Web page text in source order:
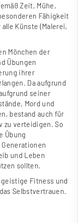
ß Zeit, Mühe,
Fähigkeit
Künste (Malerei,
Mönchen der
Übungen
ihrer
Da aufgrund
seiner
Mord und
bestand auch für
zu verteidigen. So
Übung
und Leben
sollten.
Fitness und
Selbstvertrauen.